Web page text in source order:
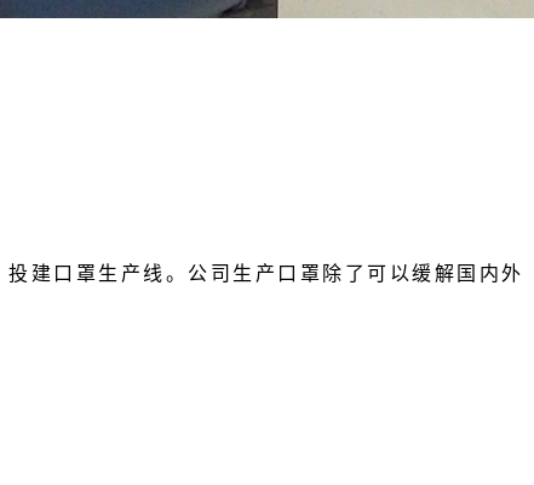
建口罩生产线。公司生产口罩除了可以缓解国内外